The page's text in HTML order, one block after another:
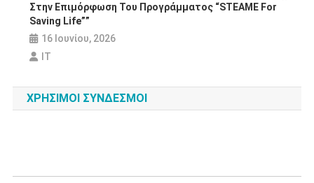
Στην Επιμόρφωση Του Προγράμματος “STEAME For
Saving Life””
16 Ιουνίου, 2026
IT
ΧΡΗΣΙΜΟΙ ΣΥΝΔΕΣΜΟΙ